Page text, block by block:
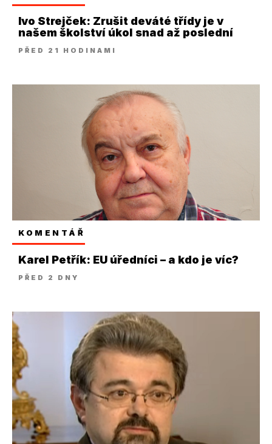
Ivo Strejček: Zrušit deváté třídy je v
našem školství úkol snad až poslední
PŘED 21 HODINAMI
KOMENTÁŘ
Karel Petřík: EU úředníci – a kdo je víc?
PŘED 2 DNY